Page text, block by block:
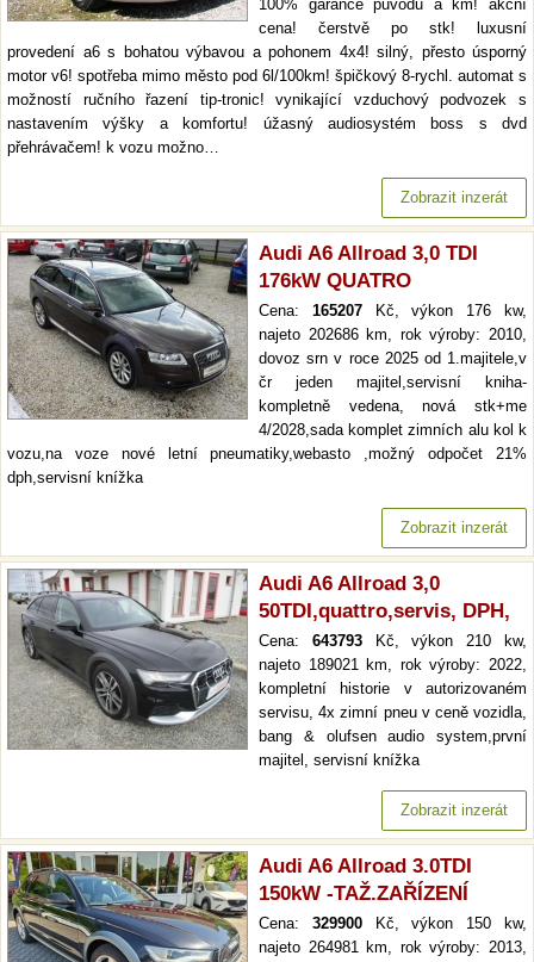
100% garance původu a km! akční
cena! čerstvě po stk! luxusní
provedení a6 s bohatou výbavou a pohonem 4x4! silný, přesto úsporný
motor v6! spotřeba mimo město pod 6l/100km! špičkový 8-rychl. automat s
možností ručního řazení tip-tronic! vynikající vzduchový podvozek s
nastavením výšky a komfortu! úžasný audiosystém boss s dvd
přehrávačem! k vozu možno…
Zobrazit inzerát
Audi A6 Allroad 3,0 TDI
176kW QUATRO
Cena: 165207Kč, výkon 176 kw,
najeto 202686 km, rok výroby: 2010,
dovoz srn v roce 2025 od 1.majitele,v
čr jeden majitel,servisní kniha-
kompletně vedena, nová stk+me
4/2028,sada komplet zimních alu kol k
vozu,na voze nové letní pneumatiky,webasto ,možný odpočet 21%
dph,servisní knížka
Zobrazit inzerát
Audi A6 Allroad 3,0
50TDI,quattro,servis, DPH,
Cena: 643793Kč, výkon 210 kw,
najeto 189021 km, rok výroby: 2022,
kompletní historie v autorizovaném
servisu, 4x zimní pneu v ceně vozidla,
bang & olufsen audio system,první
majitel, servisní knížka
Zobrazit inzerát
Audi A6 Allroad 3.0TDI
150kW -TAŽ.ZAŘÍZENÍ
Cena: 329900Kč, výkon 150 kw,
najeto 264981 km, rok výroby: 2013,